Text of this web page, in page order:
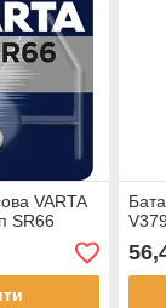
VARTA
SR66